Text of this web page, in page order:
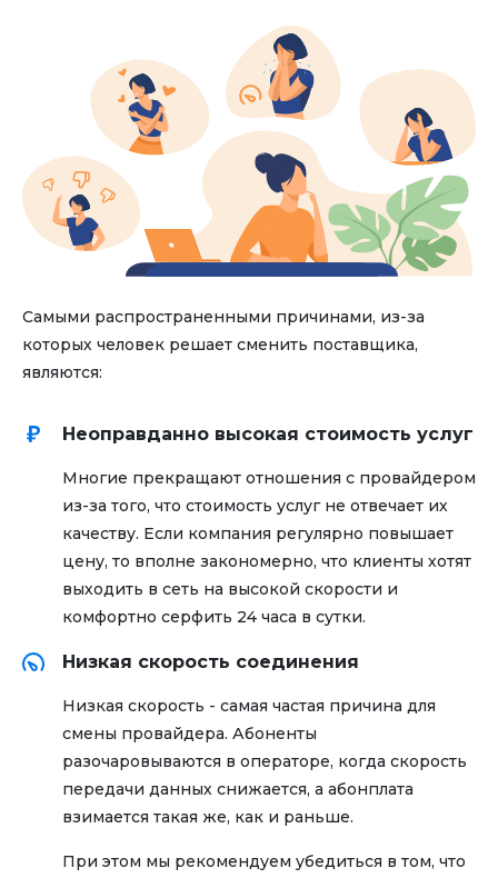
Самыми распространенными причинами, из-за
которых человек решает сменить поставщика,
являются:
Неоправданно высокая стоимость услуг
Многие прекращают отношения с провайдером
из-за того, что стоимость услуг не отвечает их
качеству. Если компания регулярно повышает
цену, то вполне закономерно, что клиенты хотят
выходить в сеть на высокой скорости и
комфортно серфить 24 часа в сутки.
Низкая скорость соединения
Низкая скорость - самая частая причина для
смены провайдера. Абоненты
разочаровываются в операторе, когда скорость
передачи данных снижается, а абонплата
взимается такая же, как и раньше.
При этом мы рекомендуем убедиться в том, что